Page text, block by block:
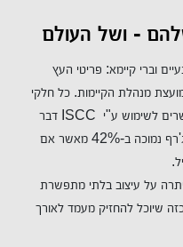
- ושל העולם
וברי קיימא: פריטי העץ
מנהלת הקיימות. כל חלקי
הפלסטיק בנויים מחומרים טבעיים המאושרים לשימוש ע"י ISCC דבר
המעיד כי פליטת ה-CO2 במוצרי בוגבו ג'רף נמוכה ב-42% מאשר אם
יתרה על עיצוב בלתי מתפשרת
שיוכל להחזיק מעמד לאורך